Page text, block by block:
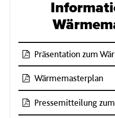
Präsentation zum
Wärmemasterplan
Pressemitteilung